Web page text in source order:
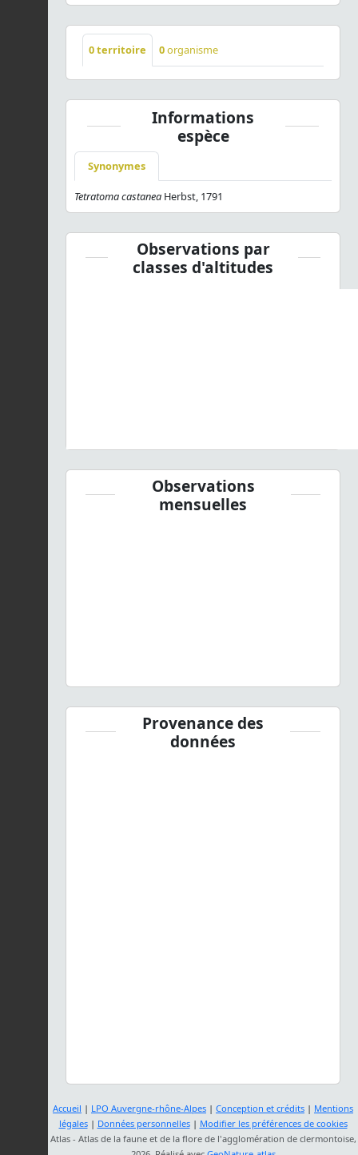
0territoire 0organisme
Informations
espèce
Synonymes
Tetratoma castanea Herbst, 1791
Observations par
classes d'altitudes
Observations
mensuelles
Provenance des
données
Accueil | LPO Auvergne-rhône-Alpes | Conception et crédits | Mentions
légales| Données personnelles| Modifier les préférences de cookies
Atlas - Atlas de la faune et de la flore de l'agglomération de clermontoise,